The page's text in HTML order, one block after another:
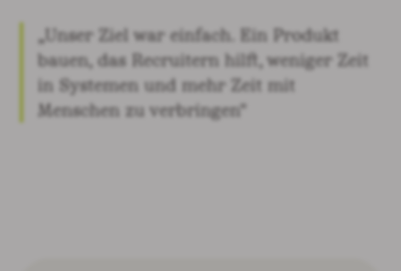
„Unser Ziel war einfach. Ein Produkt
bauen, das Recruitern hilft, weniger Zeit
in Systemen und mehr Zeit mit
Menschen zu verbringen"